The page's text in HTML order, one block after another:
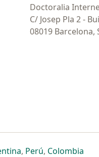
Doctoralia
C/ Josep Pla 2 -
08019 Barcelona,
pestaña
nueva pestaña
en una nueva pestaña
se abre en una
, Perúse abre en
, Colombiase